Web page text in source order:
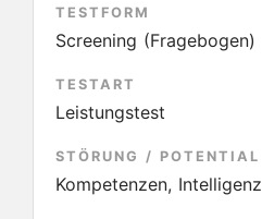
TESTFORM
Screening (Fragebogen)
TESTART
Leistungstest
STÖRUNG / POTENTIAL
Kompetenzen, Intelligenz